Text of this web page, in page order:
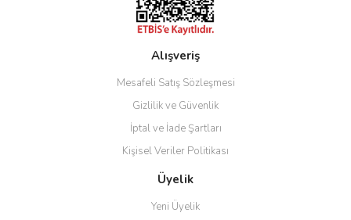
Alışveriş
Mesafeli Satış Sözleşmesi
Gizlilik ve Güvenlik
İptal ve İade Şartları
Kişisel Veriler Politikası
Üyelik
Yeni Üyelik